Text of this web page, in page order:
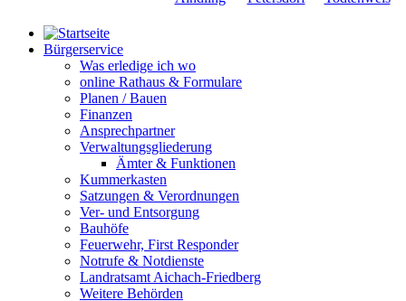
Bürgerservice
Was erledige ich wo
online Rathaus & Formulare
Planen / Bauen
Finanzen
Ansprechpartner
Verwaltungsgliederung
Ämter & Funktionen
Kummerkasten
Satzungen & Verordnungen
Ver- und Entsorgung
Bauhöfe
Feuerwehr, First Responder
Notrufe & Notdienste
Landratsamt Aichach-Friedberg
Weitere Behörden